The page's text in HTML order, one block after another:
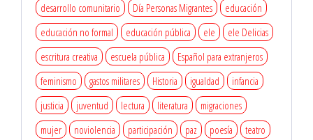
desarrollo comunitario
Día Personas Migrantes
educación
educación no formal
educación pública ele
ele Delicias
escritura creativa
escuela pública
Español para extranjeros
feminismo
gastos militares Historia igualdad
infancia
justicia
juventud lectura literatura
migraciones
mujer
noviolencia participación paz poesía
teatro